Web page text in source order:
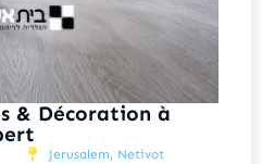
& Décoration à
Jerusalem, Netivot